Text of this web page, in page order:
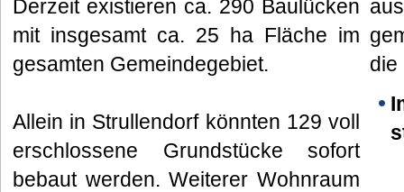
Derzeit existieren ca. 290 Baulücken
mit insgesamt ca. 25 ha Fläche im
gesamten Gemeindegebiet.
Allein in Strullendorf könnten 129 voll
erschlossene Grundstücke sofort
bebaut werden. Weiterer Wohnraum
die